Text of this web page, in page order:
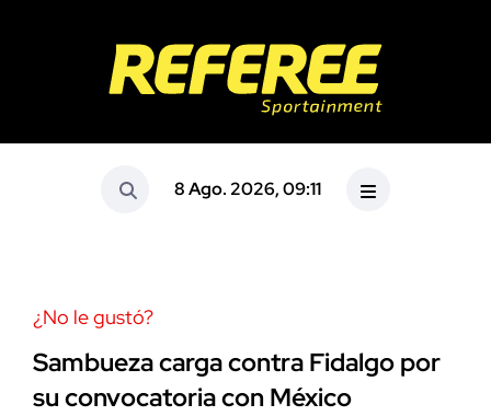
8 Ago. 2026, 09:11
¿No le gustó?
Sambueza carga contra Fidalgo por
su convocatoria con México